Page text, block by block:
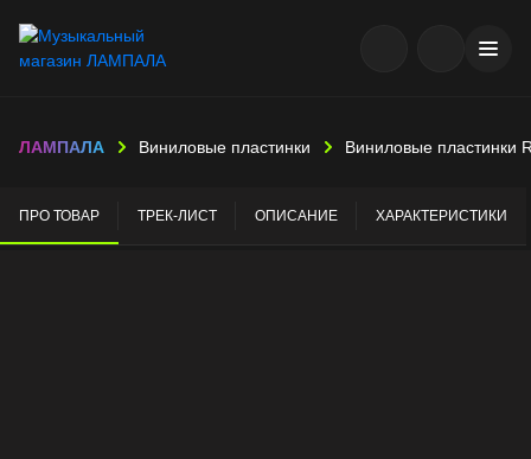
ЛАМПАЛА Виниловые пластинки Виниловые пластинки
ПРО ТОВАР ТРЕК-ЛИСТ ОПИСАНИЕ ХАРАКТЕРИСТИКИ